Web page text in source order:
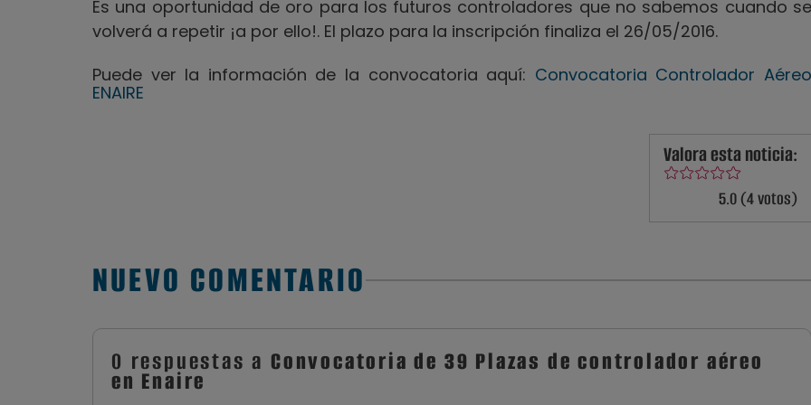
Es una oportunidad de oro para los futuros controladores que no sabemos cuando se
volverá a repetir ¡a por ello!. El plazo para la inscripción finaliza el 26/05/2016.
Puede ver la información de la convocatoria aquí: Convocatoria Controlador
ENAIRE
Valora esta noticia:
5.0 (4 votos)
NUEVO COMENTARIO
0 respuestas a Convocatoria de 39 Plazas de controlador aéreo
en Enaire